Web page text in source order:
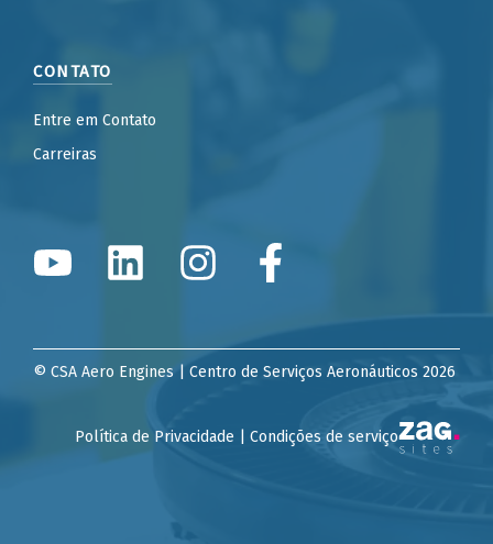
CONTATO
Entre em Contato
Carreiras
© CSA Aero Engines | Centro de Serviços Aeronáuticos 2026
Política de Privacidade | Condições de serviço